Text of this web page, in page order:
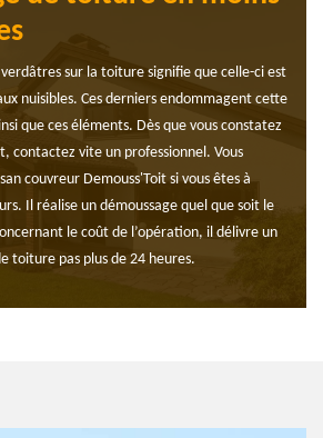
sur la toiture signifie que celle-ci est
nuisibles. Ces derniers endommagent cette
que ces éléments. Dès que vous constatez
contactez vite un professionnel. Vous
couvreur Demouss'Toit si vous êtes à
Il réalise un démoussage quel que soit le
le coût de l’opération, il délivre un
toiture pas plus de 24 heures.